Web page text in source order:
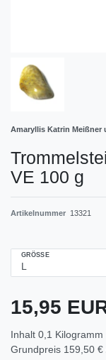
Amaryllis Katrin Meißner
VE 100 g
Artikelnummer 13321
GRÖSSE
15,95
Inhalt 0,1 Kilogramm
Grundpreis 159,50 €